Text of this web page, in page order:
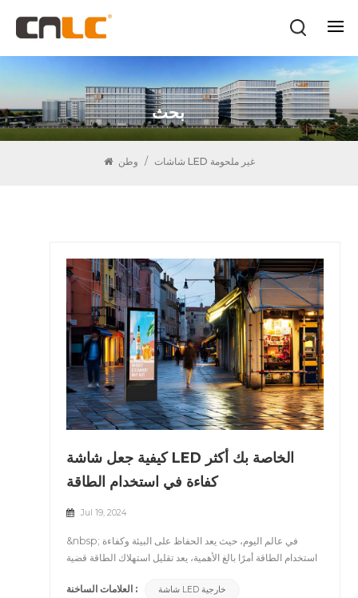
بحث
وطن / شاشات LED غير ملحومة
كيفية جعل شاشة LED الخاصة بك أكثر
كفاءة في استخدام الطاقة
Jul 19, 2024
&nbsp; في عالم اليوم، حيث يعد الحفاظ على البيئة وكفاءة
استخدام الطاقة أمرًا بالغ الأهمية، يعد تقليل استهلاك الطاقة قضية
بسبب سطوعها العالي واستهلاكها المنخفض للطاقة، لكن كفاءة
العلامات الساخنة : شاشة LED خارجية